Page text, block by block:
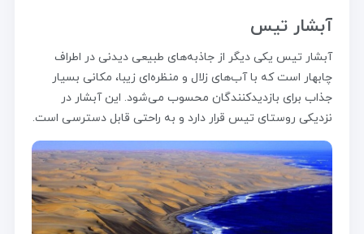
آبشار تیس
آبشار تیس یکی دیگر از جاذبه‌های طبیعی دیدنی در اطراف
چابهار است که با آب‌های زلال و منظره‌ای زیبا، مکانی بسیار
جذاب برای بازدیدکنندگان محسوب می‌شود. این آبشار در
نزدیکی روستای تیس قرار دارد و به راحتی قابل دسترسی است.